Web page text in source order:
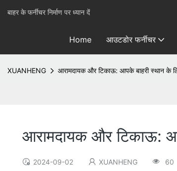
बाहर के फर्नीचर निर्माण पर ध्यान दें
Home आउटडोर फर्नीचर
XUANHENG आरामदायक और टिकाऊ: आपके बाहरी स्थान के लिए
आरामदायक और टिकाऊ:
2024-09-02 XUANHENG 60